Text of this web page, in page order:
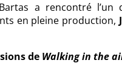
a rencontré l’un
en pleine production,
de Walking in the